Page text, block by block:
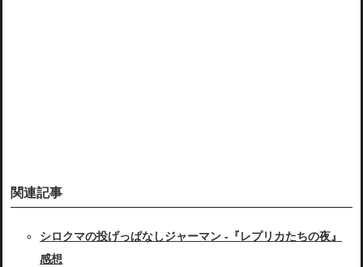
関連記事
シロクマの投げっぱなしジャーマン -『レプリカたちの夜』
感想